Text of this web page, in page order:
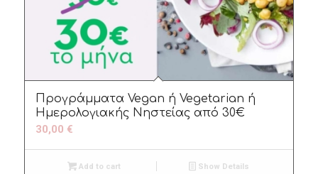
Προγράμματα Vegan ή Vegetarian ή
Ημερολογιακής Νηστείας από 30€
30,00 €
Add to cart Show Details